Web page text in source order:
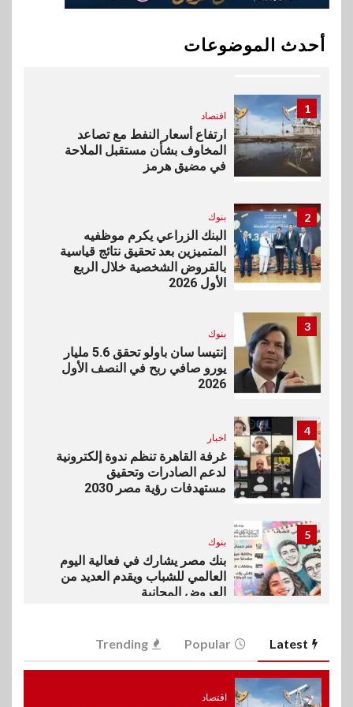
أحدث الموضوعاتبيان توضيحي صادر عن شركة
ناتجاس
1
اقتصاد
ارتفاع أسعار النفط مع تصاعد
المخاوف بشأن مستقبل الملاحة
في مضيق هرمز
2 بنوك
البنك الزراعي يكرم موظفيه
المتميزين بعد تحقيق نتائج قياسية
بالقروض الشخصية خلال الربع
الأول 2026
3
بنوك
إنتيسا سان باولو تحقق 5.6 مليار
يورو صافي ربح في النصف الأول
2026
4
اخبار
غرفة القاهرة تنظم ندوة إلكترونية
لدعم الصادرات وتحقيق
مستهدفات رؤية مصر 2030
5
بنوك
بنك مصر يشارك في فعالية اليوم
العالمي للشباب ويقدم العديد من
العروض المجانية
6
بنوك
بنك QNB مصر يعزز جاهزية
للنمو والتوسع
Latest
Popular
Trending
اقتصاد